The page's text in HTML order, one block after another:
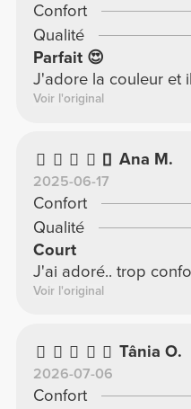
Confort
Qualité
Parfait 😍
J'adore la couleur et
Voir l'original
Ana M.
2025-06-17
Confort
Qualité
Court
J'ai adoré.. trop
Voir l'original
Tânia O.
2026-07-06
Confort